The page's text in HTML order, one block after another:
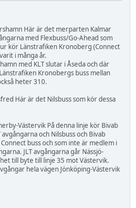
Här är det merparten Kalmar
med Flexbuss/Go-Ahead som
kör Länstrafiken Kronoberg (Connect
i många år.
med KLT slutar i Åseda och där
Kronobergs buss mellan
heter 310.
Här är det Nilsbuss som kör dessa
Västervik På denna linje kör Bivab
avgångarna och Nilsbuss och Bivab
buss och som inte är medlem i
JLT avgångarna går Nässjö-
till byte till linje 35 mot Västervik.
hela vägen Jönköping-Västervik